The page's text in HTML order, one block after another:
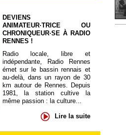
DEVIENS
ANIMATEUR·TRICE OU
CHRONIQUEUR·SE À RADIO
RENNES !
Radio locale, libre et
indépendante, Radio Rennes
émet sur le bassin rennais et
au-delà, dans un rayon de 30
km autour de Rennes. Depuis
1981, la station cultive la
même passion : la culture...
Lire la suite